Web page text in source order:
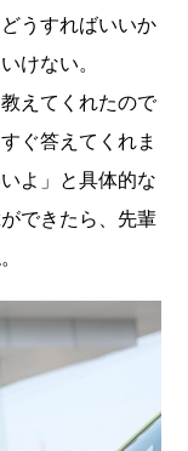
うすればいいか
けない。
えてくれたので
ぐ答えてくれま
よ」と具体的な
できたら、先輩